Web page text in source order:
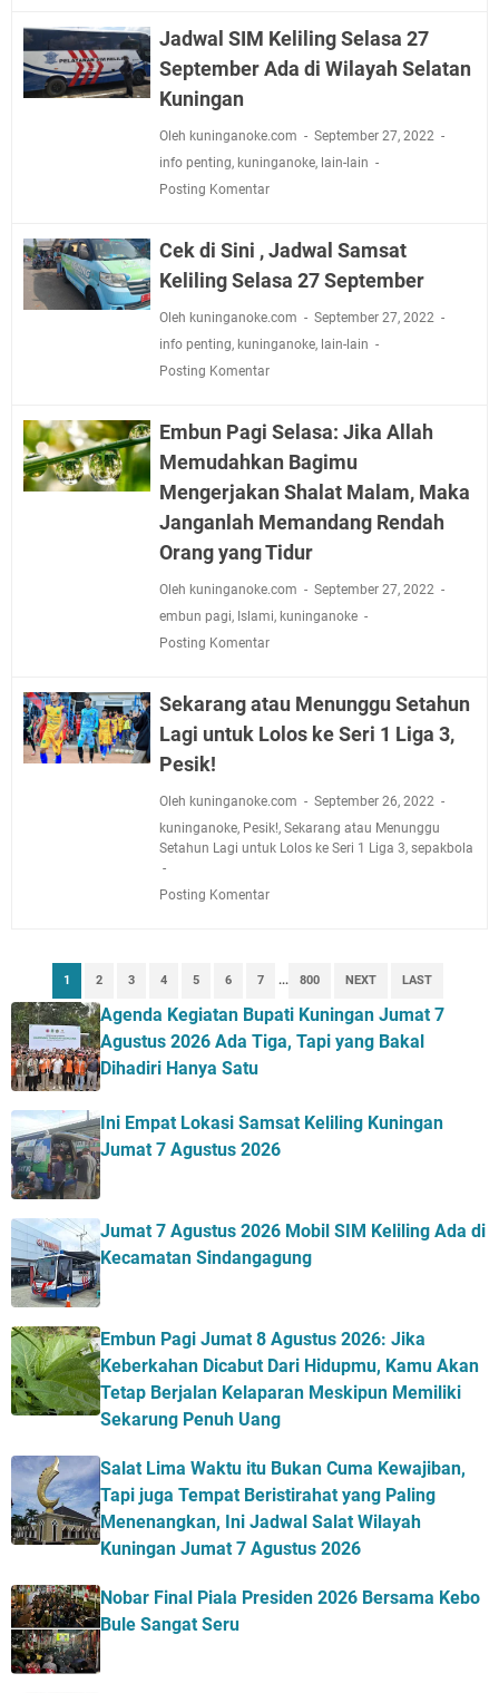
Jadwal SIM Keliling Selasa 27
September Ada di Wilayah Selatan
Kuningan
Oleh kuninganoke.com
September 27, 2022
info penting, kuninganoke, lain-lain
Posting Komentar
Cek di Sini , Jadwal Samsat
Keliling Selasa 27 September
Oleh kuninganoke.com
September 27, 2022
info penting, kuninganoke, lain-lain
Posting Komentar
Embun Pagi Selasa: Jika Allah
Memudahkan Bagimu
Mengerjakan Shalat Malam, Maka
Janganlah Memandang Rendah
Orang yang Tidur
Oleh kuninganoke.com
September 27, 2022
embun pagi, Islami, kuninganoke
Posting Komentar
Sekarang atau Menunggu Setahun
Lagi untuk Lolos ke Seri 1 Liga 3,
Pesik!
Oleh kuninganoke.com
September 26, 2022
kuninganoke, Pesik!, Sekarang atau Menunggu
Setahun Lagi untuk Lolos ke Seri 1 Liga 3, sepakbola
Posting Komentar
1 2 3 4 5 6 7 ... 800 NEXT LAST
Agenda Kegiatan Bupati Kuningan Jumat 7
Agustus 2026 Ada Tiga, Tapi yang Bakal
Dihadiri Hanya Satu
Ini Empat Lokasi Samsat Keliling Kuningan
Jumat 7 Agustus 2026
Jumat 7 Agustus 2026 Mobil SIM Keliling Ada di
Kecamatan Sindangagung
Embun Pagi Jumat 8 Agustus 2026: Jika
Keberkahan Dicabut Dari Hidupmu, Kamu Akan
Tetap Berjalan Kelaparan Meskipun Memiliki
Sekarung Penuh Uang
Salat Lima Waktu itu Bukan Cuma Kewajiban,
Tapi juga Tempat Beristirahat yang Paling
Menenangkan, Ini Jadwal Salat Wilayah
Kuningan Jumat 7 Agustus 2026
Nobar Final Piala Presiden 2026 Bersama Kebo
Bule Sangat Seru